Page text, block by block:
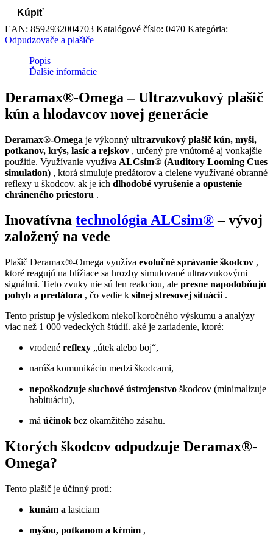
Kúpiť
EAN: 8592932004703 Katalógové číslo: 0470 Kategória:
Odpudzovače a plašiče
Popis
Ďalšie informácie
Deramax®-Omega – Ultrazvukový plašič
kún a hlodavcov novej generácie
Deramax®-Omega je výkonný ultrazvukový plašič kún, myši,
potkanov, krýs, lasíc a rejskov , určený pre vnútorné aj vonkajšie
použitie. Využívanie využíva ALCsim® (Auditory Looming Cues
simulation) , ktorá simuluje predátorov a cielene využívané obranné
reflexy u škodcov. ak je ich dlhodobé vyrušenie a opustenie
chráneného priestoru .
Inovatívna technológia ALCsim®– vývoj
založený na vede
Plašič Deramax®-Omega využíva evolučné správanie škodcov ,
ktoré reagujú na blížiace sa hrozby simulované ultrazvukovými
signálmi. Tieto zvuky nie sú len reakciou, ale presne napodobňujú
pohyb a predátora , čo vedie k silnej stresovej situácii .
Tento prístup je výsledkom niekoľkoročného výskumu a analýzy
viac než 1 000 vedeckých štúdií. aké je zariadenie, ktoré:
vrodené reflexy „útek alebo boj“,
narúša komunikáciu medzi škodcami,
nepoškodzuje sluchové ústrojenstvo škodcov (minimalizuje
habituáciu),
má účinok bez okamžitého zásahu.
Ktorých škodcov odpudzuje Deramax®-
Omega?
Tento plašič je účinný proti:
kunám a lasiciam
myšou, potkanom a kŕmim ,